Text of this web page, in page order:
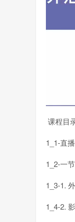
课程目
1_1-直
1_2-一
1_3-1.
1_4-2.